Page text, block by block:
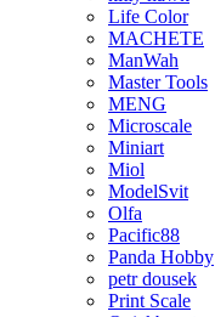
Life Color
MACHETE
ManWah
Master Tools
MENG
Microscale
Miniart
Miol
ModelSvit
Olfa
Pacific88
Panda Hobby
petr dousek
Print Scale